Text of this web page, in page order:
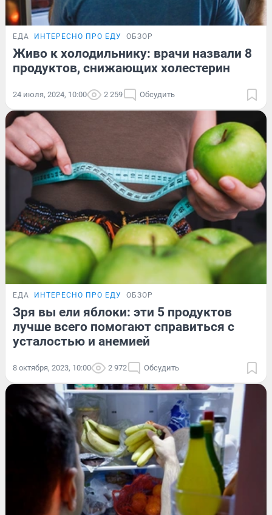
ЕДА ИНТЕРЕСНО ПРО ЕДУ ОБЗОР
Живо к холодильнику: врачи назвали 8
продуктов, снижающих холестерин
24 июля, 2024, 10:00 2 259 Обсудить
ЕДА ИНТЕРЕСНО ПРО ЕДУ ОБЗОР
Зря вы ели яблоки: эти 5 продуктов
лучше всего помогают справиться с
усталостью и анемией
8 октября, 2023, 10:00 2 972 Обсудить